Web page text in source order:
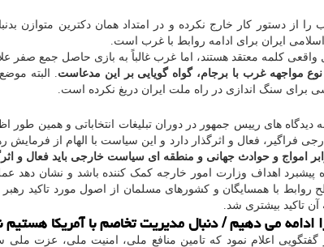
را از دستور کار خارج نکرده و در امتداد همان دکترین متوازن
ایران برای ادامه روابط با غرب است.
واقعی کلمه معتقد هستند، اما غرب غالباً به بازی حاصل جمع صفر
نوع مواجهه غرب با برجام، گواه گویایی بر این مدعاست. البته
برای سنگ اندازی در راه ملت ایران دریغ نکرده است.
دیدگاه های رییس جمهور در دوران تبلیغات انتخاباتی و همین طور
فراگیر، فعال و اثرگذار دارد و این سیاست با الهام از فرمایش
امواج و حوادث جهانی و منطقه ای سیاست خارجی باید فعال و
پیشبرد اهداف وزارت امور خارجه کمک کننده باشد و نشان دهد
با همسایگان و کشورهای مسلمان از اصول مورد تاکید
تاکید بیشتری شد.
می دهیم / دنبال مدیریت تخاصم با آمریکا هستیم
اعلام نمود که تامین منافع ملی، امنیت ملی، عزت ملی